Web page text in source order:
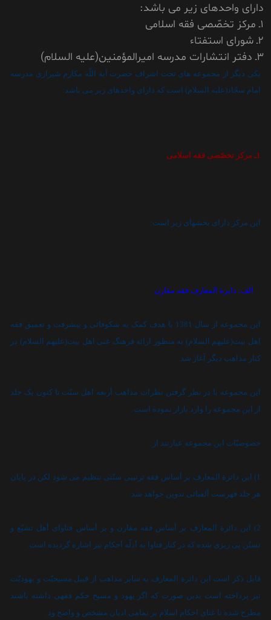
داراى واحدهاى زير مى باشد:
1ـ مرکز تخصّصى فقه اسلامى
2ـ شوراى استفتاء
3ـ دفتر انتشارات مدرسه اميرالمؤمنين(عليه السلام)
يکى ديگر از مجموعه هاى تحت اشراف حضرت آية اللّه مکارم شيرازى مدرسه
امام سجّاد(عليه السلام) است که داراى واحدهاى زير مى باشد:
1ـ مرکز تخصّصى فقه اسلامى
اين مرکز داراى بخشهاى زير است:
الف: دايرة المعارف فقه مقارن
اين مجموعه از سال 1381 با هدف کمک به شکوفائى و پيشرفت و تعميق فقه
اهل بيت(عليهم السلام) به منظور ارائه فرهنگ غنى اهل بيت(عليهم السلام) در
کنار مذاهب ديگر آغاز شد.
اين مجموعه با در نظر گرفتن نظرات مذاهب أربعه اهل سنّت تا کنون يک جلد
از اين مجموعه را وارد بازار نموده است.
خصوصيّات اين مجموعه عبارتند از:
1) اين دائرة المعارف بر أساس فقه ترتيبى سنّتى تنظيم مى شود لکن در پايان
هر جلد فهرست ألفبائى تدوين خواهد شد.
2) اين دائرة المعارف بر أساس فقه مقارن و بر أساس فتاواى أهل تشيّع و
تسنّن پى ريزى شده که در کنار فتاوا به أدلّه أحکام نيز اشاره گرديده است.
قابل ذکر است اين دائرة المعارف به ساير مذاهب از قبيل مسيحيّت و يهوديّت
نيز پرداخته است بدين صورت که اگر يهود و مسيح حکم فقهى داشته باشند
مطرح شده تا غناى احکام اسلام بر تمامى اديان مشخص و واضح ود.